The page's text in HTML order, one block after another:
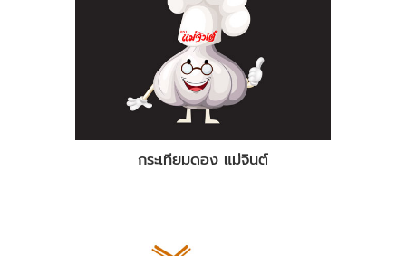
กระเทียมดอง แม่จินต์